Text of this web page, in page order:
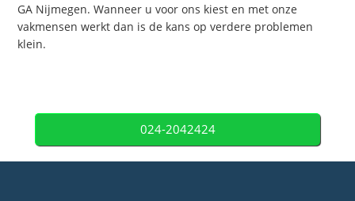
GA Nijmegen. Wanneer u voor ons kiest en met onze
vakmensen werkt dan is de kans op verdere problemen
klein.
024-2042424